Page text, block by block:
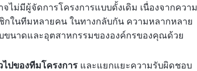
ไม่มีผู้จัดการโครงการแบบดั้งเดิม เนื่องจากความ
กในทีมหลายคน ในทางกลับกัน ความหลากหลาย
ขนาดและอุตสาหกรรมขององค์กรของคุณด้วย
ปของทีมโครงการ และแยกแยะความรับผิดชอบ